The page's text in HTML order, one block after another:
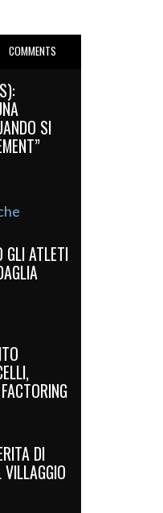
COMMENTS
SI
GLI ATLETI
DI